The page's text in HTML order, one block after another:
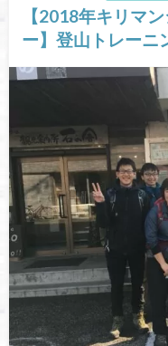
【2018年キリマ
ー】登山トレーニ